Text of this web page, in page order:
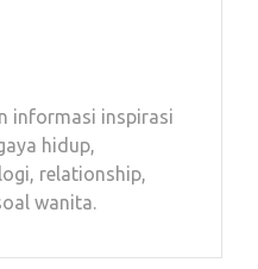
informasi inspirasi
hidup,
relationship,
wanita.